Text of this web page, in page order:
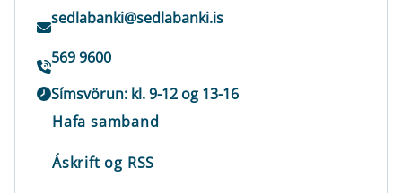
sedlabanki@sedlabanki.is
569 9600
Símsvörun: kl. 9-12 og 13-16
Hafa samband
Áskrift og RSS